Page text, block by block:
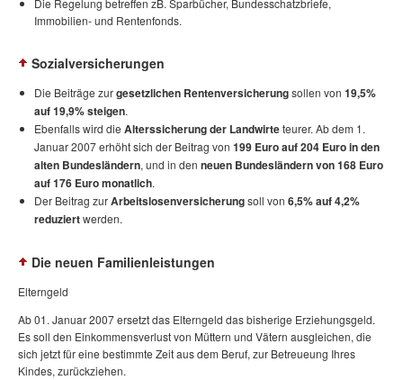
Die Regelung betreffen zB. Sparbücher, Bundesschatzbriefe,
Immobilien- und Rentenfonds.
Sozialversicherungen
Die Beiträge zurgesetzlichen Rentenversicherungsollen von 19,5%
auf 19,9% steigen.
Ebenfalls wird die Alterssicherung der Landwirteteurer. Ab dem 1.
Januar 2007 erhöht sich der Beitrag von 199 Euro auf 204 Euro in den
alten Bundesländern, und in den neuen Bundesländern von 168 Euro
auf 176 Euro monatlich.
Der Beitrag zurArbeitslosenversicherungsoll von 6,5% auf 4,2%
reduziertwerden.
Die neuen Familienleistungen
Elterngeld
Ab 01. Januar 2007 ersetzt das Elterngeld das bisherige Erziehungsgeld.
Es soll den Einkommensverlust von Müttern und Vätern ausgleichen, die
sich jetzt für eine bestimmte Zeit aus dem Beruf, zur Betreueung Ihres
Kindes, zurückziehen.